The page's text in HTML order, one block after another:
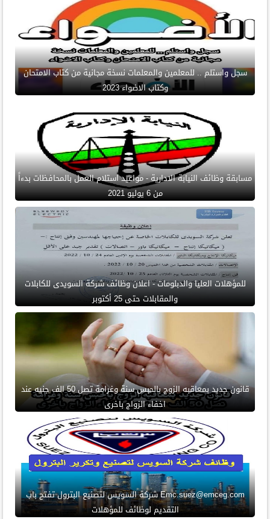
سجل واستلم .. للمعلمين والمعلمات نسخة مجانية من كتاب الامتحان
وكتاب الاضواء 2023
مسابقة وظائف النيابة الادارية - مواعيد استلام العمل بالمحافظات بدءاً
من 6 يوليو 2021
للمؤهلات العليا والدبلومات - اعلان وظائف شركة السويدى للكابلات
والمقابلات حتى 25 أكتوبر
قانون جديد بمعاقبه الزوج بالحبس سنة وغرامة تصل 50 الف جنيه عند
اخفاء الزواج باخرى
Emc.suez@emceg.com شركة السويس لتصنيع البترول تفتح باب
التقديم لوظائف للمؤهلات